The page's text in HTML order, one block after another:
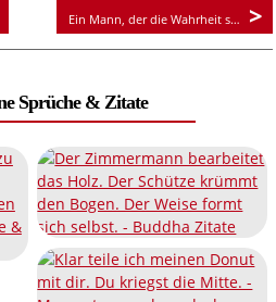
Ein Mann, der die Wahrheit spricht, braucht ein schnelles Pferd.
Sprüche & Zitate